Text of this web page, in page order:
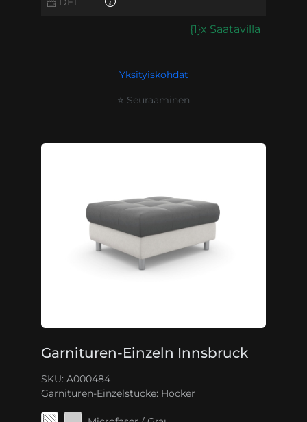
{1}x Saatavilla
Yksityiskohdat
⭐ Seuraaminen
Garnituren-Einzeln Innsbruck
SKU: A000484
Garnituren-Einzelstücke: Hocker